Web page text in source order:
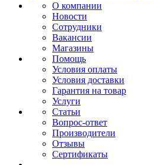
О компании
Новости
Сотрудники
Вакансии
Магазины
Помощь
Условия оплаты
Условия доставки
Гарантия на товар
Услуги
Статьи
Вопрос-ответ
Производители
Отзывы
Сертификаты